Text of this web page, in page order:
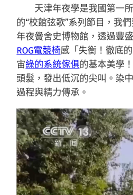
天津年夜學是我國第一
的“校館弦歌”系列節目，我
年夜黌舍史博物館，透過豐
ROG電競椅感「失衡！徹底
宙綠的系統傢俱的基本美學
頭髮，發出低沉的尖叫。染
過程與精力傳承。